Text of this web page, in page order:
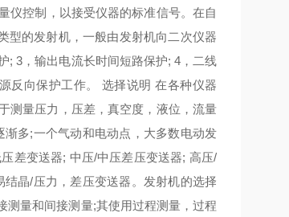
仪控制，以接受仪器的标准信号。在自
型的发射机，一般由发射机向二次仪器
; 3，输出电流长时间短路保护; 4，二线
反向保护工作。 选择说明 在各种仪器
测量压力，压差，真空度，液位，流量
多;一个气动和电动点，大多数电动发
差变送器; 中压/中压差压变送器; 高压/
晶/压力，差压变送器。发射机的选择
测量和间接测量;其使用过程测量，过程